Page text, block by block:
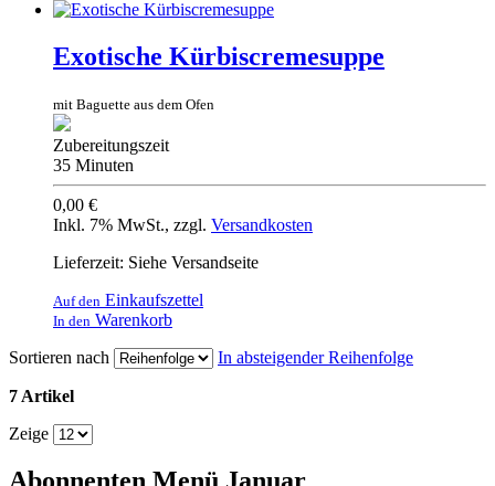
Exotische Kürbiscremesuppe
mit Baguette aus dem Ofen
Zubereitungszeit
35 Minuten
0,00 €
Inkl. 7% MwSt., zzgl. Versandkosten
Lieferzeit: Siehe Versandseite
Auf den Einkaufszettel
In den Warenkorb
Sortieren nach
In absteigender Reihenfolge
7 Artikel
Zeige